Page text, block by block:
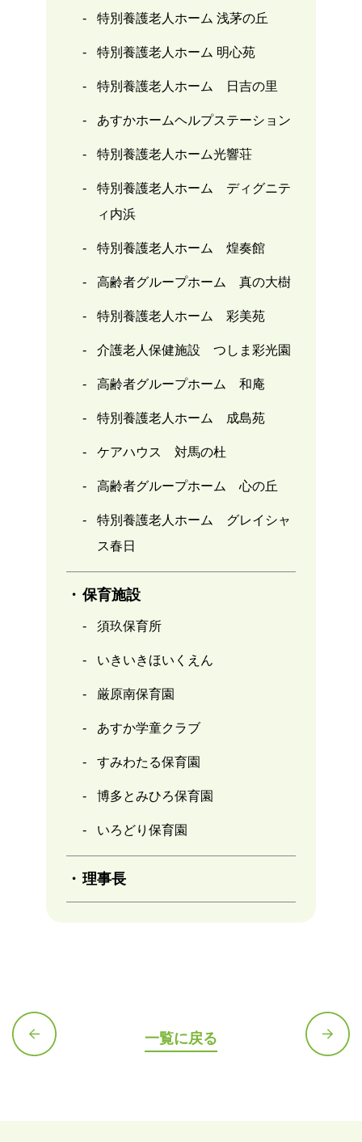
特別養護老人ホーム 浅茅の丘
特別養護老人ホーム 明心苑
特別養護老人ホーム 日吉の里
あすかホームヘルプステーション
特別養護老人ホーム光響荘
特別養護老人ホーム ディグニテ
ィ内浜
特別養護老人ホーム 煌奏館
高齢者グループホーム 真の大樹
特別養護老人ホーム 彩美苑
介護老人保健施設 つしま彩光園
高齢者グループホーム 和庵
特別養護老人ホーム 成島苑
ケアハウス 対馬の杜
高齢者グループホーム 心の丘
特別養護老人ホーム グレイシャ
ス春日
保育施設
須玖保育所
いきいきほいくえん
厳原南保育園
あすか学童クラブ
すみわたる保育園
博多とみひろ保育園
いろどり保育園
理事長
一覧に戻る